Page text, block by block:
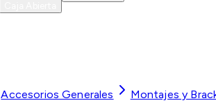
Accesorios Generales Montajes y